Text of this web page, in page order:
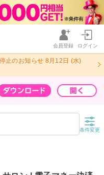
会員登録 ログイン
止のお知らせ 8月12日 (水)
条件変更